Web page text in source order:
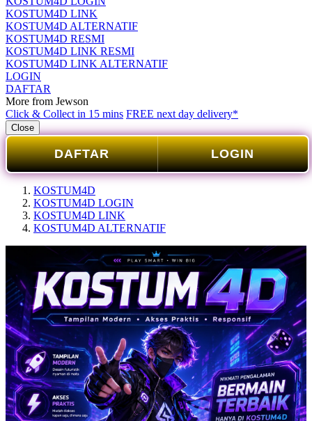
KOSTUM4D LINK
KOSTUM4D ALTERNATIF
KOSTUM4D RESMI
KOSTUM4D LINK RESMI
KOSTUM4D LINK ALTERNATIF
LOGIN
DAFTAR
More from Jewson
Click & Collect in 15 mins FREE next day delivery*
Close
DAFTAR LOGIN
KOSTUM4D
KOSTUM4D LOGIN
KOSTUM4D LINK
KOSTUM4D ALTERNATIF